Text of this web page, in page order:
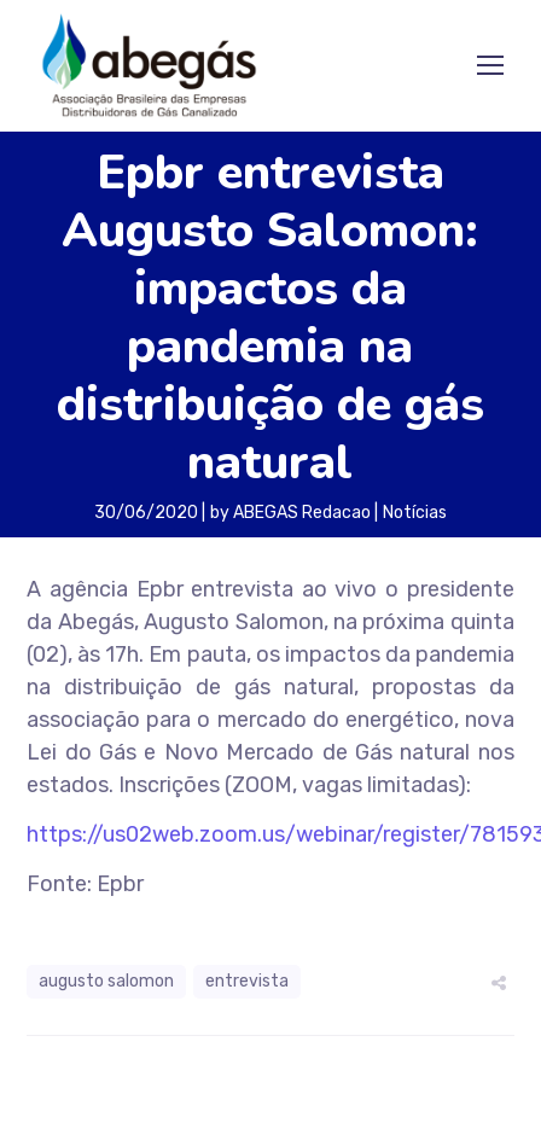
Epbr entrevista
Augusto Salomon:
impactos da
pandemia na
distribuição de gás
natural
30/06/2020 byABEGAS Redacao Notícias
A agência Epbr entrevista ao vivo o presidente
da Abegás, Augusto Salomon, na próxima quinta
(02), às 17h. Em pauta, os impactos da pandemia
na distribuição de gás natural, propostas da
associação para o mercado do energético, nova
Lei do Gás e Novo Mercado de Gás natural nos
estados. Inscrições (ZOOM, vagas limitadas):
https://us02web.zoom.us/webinar/register/
Fonte: Epbr
augusto salomon entrevista